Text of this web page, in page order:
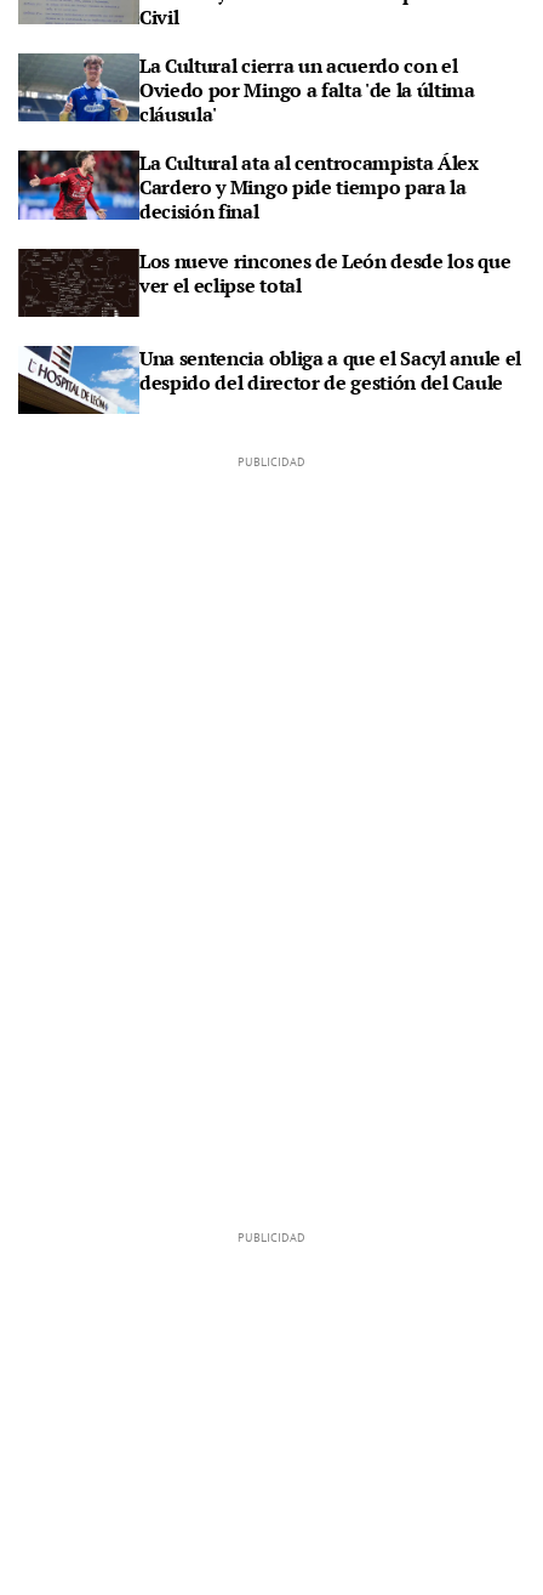
Civil
La Cultural cierra un acuerdo con el
Oviedo por Mingo a falta 'de la última
cláusula'
La Cultural ata al centrocampista Álex
Cardero y Mingo pide tiempo para la
decisión final
Los nueve rincones de León desde los que
ver el eclipse total
Una sentencia obliga a que el Sacyl anule el
despido del director de gestión del Caule